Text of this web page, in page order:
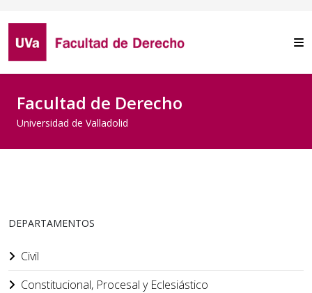
Facultad de Derecho
Universidad de Valladolid
DEPARTAMENTOS
Civil
Constitucional, Procesal y Eclesiástico